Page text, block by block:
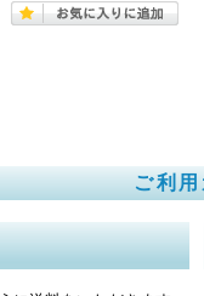
ご利